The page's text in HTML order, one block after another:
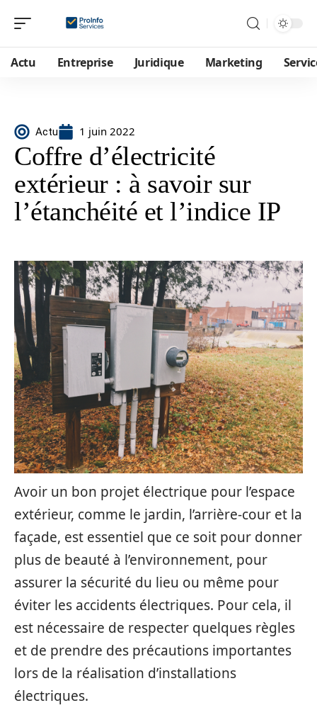
Actu Entreprise Juridique Marketing
Actu 1 juin 2022
Coffre d’électricité
extérieur : à savoir sur
l’étanchéité et l’indice IP
Avoir un bon projet électrique pour l’espace
extérieur, comme le jardin, l’arrière-cour et la
façade, est essentiel que ce soit pour donner
plus de beauté à l’environnement, pour
assurer la sécurité du lieu ou même pour
éviter les accidents électriques. Pour cela, il
est nécessaire de respecter quelques règles
et de prendre des précautions importantes
lors de la réalisation d’installations
électriques.